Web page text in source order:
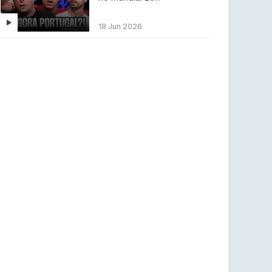
MOUZ surpreende Spirit para vencer BLAST
Bounty
18 Jun 2026